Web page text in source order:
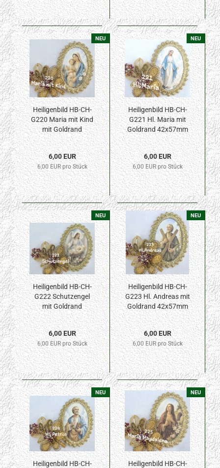
NEU
Heiligenbild HB-CH-
G220 Maria mit Kind
mit Goldrand
42x57mm
6,00 EUR
6,00 EUR pro Stück
NEU
Heiligenbild HB-CH-
G221 Hl. Maria mit
Goldrand 42x57mm
6,00 EUR
6,00 EUR pro Stück
NEU
Heiligenbild HB-CH-
G222 Schutzengel
mit Goldrand
42x57mm
6,00 EUR
6,00 EUR pro Stück
NEU
Heiligenbild HB-CH-
G223 Hl. Andreas mit
Goldrand 42x57mm
6,00 EUR
6,00 EUR pro Stück
NEU
Heiligenbild HB-CH-
NEU
Heiligenbild HB-CH-